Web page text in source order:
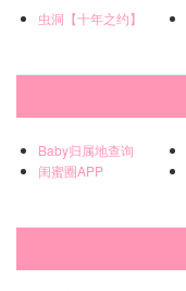
虫洞【十年之约】
Baby归属地查询
闺蜜圈APP